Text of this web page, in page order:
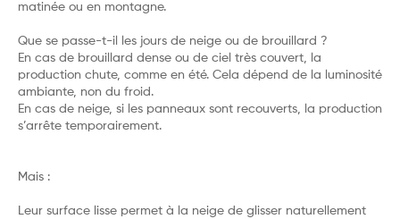
matinée ou en montagne.
Que se passe-t-il les jours de neige ou de brouillard ?
En cas de brouillard dense ou de ciel très couvert, la
production chute, comme en été. Cela dépend de la luminosité
ambiante, non du froid.
En cas de neige, si les panneaux sont recouverts, la production
s’arrête temporairement.
Mais :
Leur surface lisse permet à la neige de glisser naturellement